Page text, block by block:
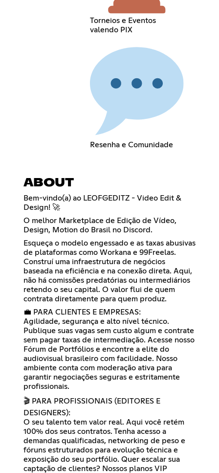
Torneios e Eventos
valendo PIX
Resenha e Comunidade
ABOUT
Bem-vindo(a) ao LEOFGEDITZ - Video Edit &
Design! 🚀
O melhor Marketplace de Edição de Vídeo,
Design, Motion do Brasil no Discord.
Esqueça o modelo engessado e as taxas abusivas
de plataformas como Workana e 99Freelas.
Construí uma infraestrutura de negócios
baseada na eficiência e na conexão direta. Aqui,
não há comissões predatórias ou intermediários
retendo o seu capital. O valor flui de quem
contrata diretamente para quem produz.
💼 PARA CLIENTES E EMPRESAS:
Agilidade, segurança e alto nível técnico.
Publique suas vagas sem custo algum e contrate
sem pagar taxas de intermediação. Acesse nosso
Fórum de Portfólios e encontre a elite do
audiovisual brasileiro com facilidade. Nosso
ambiente conta com moderação ativa para
garantir negociações seguras e estritamente
profissionais.
🎬 PARA PROFISSIONAIS (EDITORES E
DESIGNERS):
O seu talento tem valor real. Aqui você retém
100% dos seus contratos. Tenha acesso a
demandas qualificadas, networking de peso e
fóruns estruturados para evolução técnica e
exposição do seu portfólio. Quer escalar sua
captação de clientes? Nossos planos VIP